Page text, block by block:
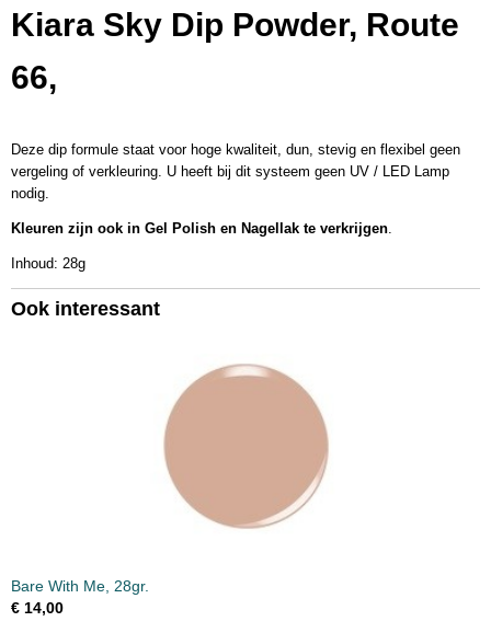
EAN code
800300688405
KSD585
Afmetingen (l,b,h)
5 x 5 x 4,50 cm
Kiara Sky Dip Powder, Route
66,
Deze dip formule staat voor hoge kwaliteit, dun, stevig en flexibel geen
vergeling of verkleuring. U heeft bij dit systeem geen UV / LED Lamp
nodig.
Kleuren zijn ook in Gel Polish en Nagellak te verkrijgen.
Inhoud: 28g
Ook interessant
Bare With Me, 28gr.
€ 14,00